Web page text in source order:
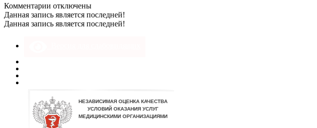
Комментарии к
записи
10х15
отключены
Данная запись является последней!
Данная запись является последней!